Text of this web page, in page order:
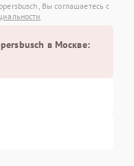
Вы соглашаетесь с
в Москве: